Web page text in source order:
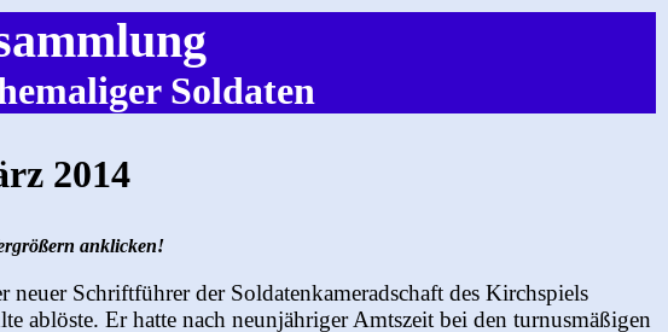
Soldaten
2014
anklicken!
Schriftführer der Soldatenkameradschaft des Kirchspiels
ablöste. Er hatte nach neunjähriger Amtszeit bei den turnusmäßigen